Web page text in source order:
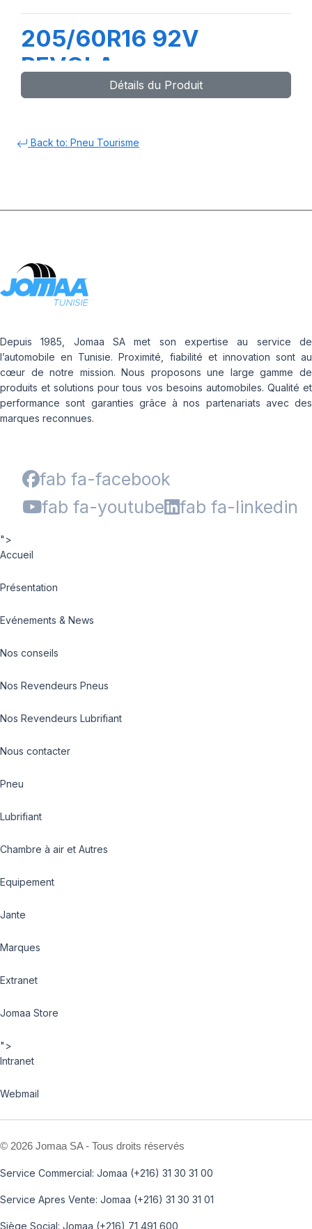
205/60R16 92V
REVOLA
Détails du Produit
Back to: Pneu Tourisme
Depuis 1985, Jomaa SA met son expertise au service de
l’automobile en Tunisie. Proximité, fiabilité et innovation sont au
cœur de notre mission. Nous proposons une large gamme de
produits et solutions pour tous vos besoins automobiles. Qualité et
performance sont garanties grâce à nos partenariats avec des
marques reconnues.
fab fa-facebook
fab fa-youtube
fab fa-linkedin
">
Accueil
Présentation
Evénements & News
Nos conseils
Nos Revendeurs Pneus
Nos Revendeurs Lubrifiant
Nous contacter
Pneu
Lubrifiant
Chambre à air et Autres
Equipement
Jante
Marques
Extranet
Jomaa Store
">
Intranet
Webmail
© 2026 Jomaa SA - Tous droits réservés
Service Commercial: Jomaa (+216) 31 30 31 00
Service Apres Vente: Jomaa (+216) 31 30 31 01
Siège Social: Jomaa (+216) 71 491 600